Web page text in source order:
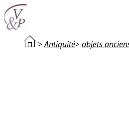
>Antiquité> objets